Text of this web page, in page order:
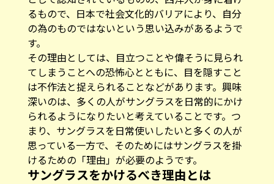
るもので、日本で社会文化的バリアにより、自分
の為のものではないという思い込みがあるようで
す。
その理由としては、目立つことや偉そうに見られ
てしまうことへの恐怖心とともに、目を隠すこと
は不作法と捉えられることなどがあります。興味
深いのは、多くの人がサングラスを日常的にかけ
られるようになりたいと考えていることです。つ
まり、サングラスを日常使いしたいと多くの人が
思っている一方で、そのためにはサングラスを掛
けるための「理由」が必要のようです。
サングラスをかけるべき理由とは